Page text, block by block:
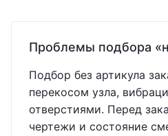
Проблемы подбора
Подбор без артикула
перекосом узла,
отверстиями. Перед
чертежи и состояние